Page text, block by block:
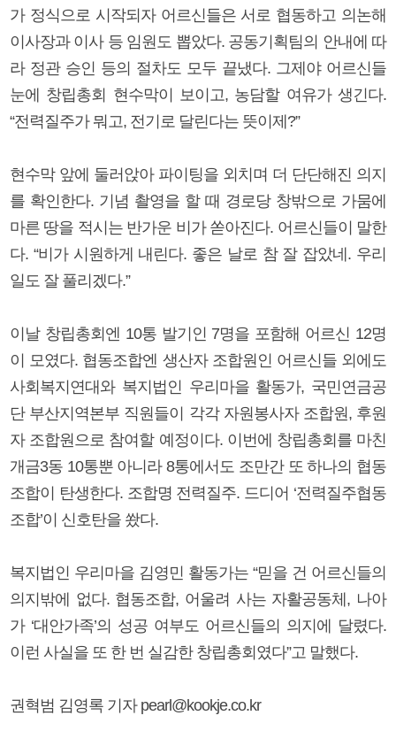
가 정식으로 시작되자 어르신들은 서로 협동하고 의논해
이사장과 이사 등 임원도 뽑았다. 공동기획팀의 안내에 따
라 정관 승인 등의 절차도 모두 끝냈다. 그제야 어르신들
눈에 창립총회 현수막이 보이고, 농담할 여유가 생긴다.
“전력질주가 뭐고, 전기로 달린다는 뜻이제?”
현수막 앞에 둘러앉아 파이팅을 외치며 더 단단해진 의지
를 확인한다. 기념 촬영을 할 때 경로당 창밖으로 가뭄에
마른 땅을 적시는 반가운 비가 쏟아진다. 어르신들이 말한
다. “비가 시원하게 내린다. 좋은 날로 참 잘 잡았네. 우리
일도 잘 풀리겠다.”
이날 창립총회엔 10통 발기인 7명을 포함해 어르신 12명
이 모였다. 협동조합엔 생산자 조합원인 어르신들 외에도
사회복지연대와 복지법인 우리마을 활동가, 국민연금공
단 부산지역본부 직원들이 각각 자원봉사자 조합원, 후원
자 조합원으로 참여할 예정이다. 이번에 창립총회를 마친
개금3동 10통뿐 아니라 8통에서도 조만간 또 하나의 협동
조합이 탄생한다. 조합명 전력질주. 드디어 ‘전력질주협동
조합’이 신호탄을 쐈다.
복지법인 우리마을 김영민 활동가는 “믿을 건 어르신들의
의지밖에 없다. 협동조합, 어울려 사는 자활공동체, 나아
가 ‘대안가족’의 성공 여부도 어르신들의 의지에 달렸다.
이런 사실을 또 한 번 실감한 창립총회였다”고 말했다.
권혁범 김영록 기자 pearl@kookje.co.kr